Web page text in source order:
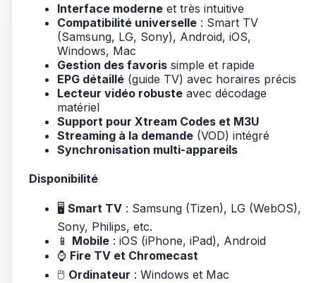
Interface moderne et très intuitive
Compatibilité universelle : Smart TV
(Samsung, LG, Sony), Android, iOS,
Windows, Mac
Gestion des favoris simple et rapide
EPG détaillé (guide TV) avec horaires précis
Lecteur vidéo robuste avec décodage
matériel
Support pour Xtream Codes et M3U
Streaming à la demande (VOD) intégré
Synchronisation multi-appareils
Disponibilité
🖥️ Smart TV : Samsung (Tizen), LG (WebOS),
Sony, Philips, etc.
📱 Mobile : iOS (iPhone, iPad), Android
⌚ Fire TV et Chromecast
🖱️ Ordinateur : Windows et Mac